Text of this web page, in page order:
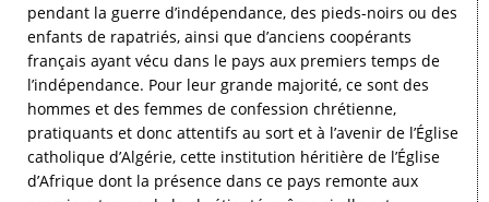
pendant la guerre d’indépendance, des pieds-noirs ou des
enfants de rapatriés, ainsi que d’anciens coopérants
français ayant vécu dans le pays aux premiers temps de
l’indépendance. Pour leur grande majorité, ce sont des
hommes et des femmes de confession chrétienne,
pratiquants et donc attentifs au sort et à l’avenir de l’Église
catholique d’Algérie, cette institution héritière de l’Église
d’Afrique dont la présence dans ce pays remonte aux